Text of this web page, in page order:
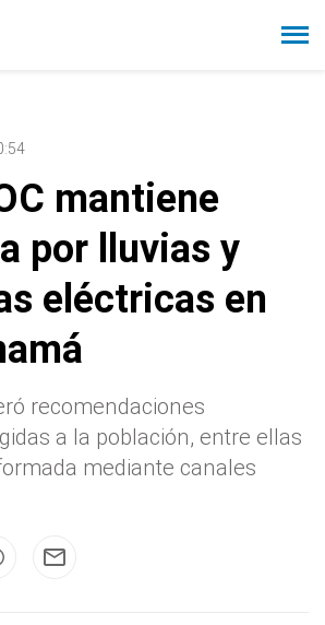
mantiene
por lluvias y
eléctricas en
recomendaciones
a la población, entre ellas
mediante canales